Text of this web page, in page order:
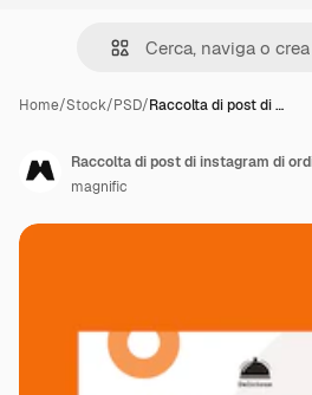
Home/Stock/PSD/Raccolta di post di …
Raccolta di post di instagram di
magnific